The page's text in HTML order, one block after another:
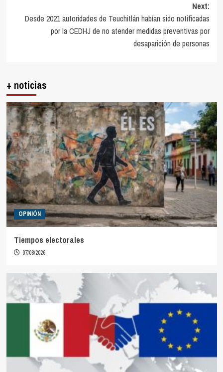
Next:
Desde 2021 autoridades de Teuchitlán habían sido notificadas
por la CEDHJ de no atender medidas preventivas por
desaparición de personas
+ noticias
OPINIÓN
Tiempos electorales
07/08/2026